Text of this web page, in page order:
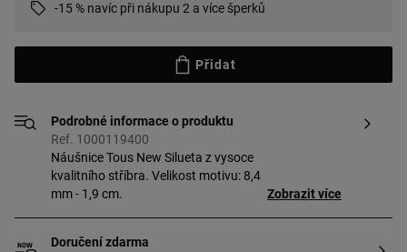
-15 % navíc při nákupu 2 a více šperků
Přidat
Podrobné informace o produktu
Ref. 1000119400
Náušnice Tous New Silueta z vysoce
kvalitního stříbra. Velikost motivu: 8,4
mm - 1,9 cm.
Zobrazit více
Doručení zdarma